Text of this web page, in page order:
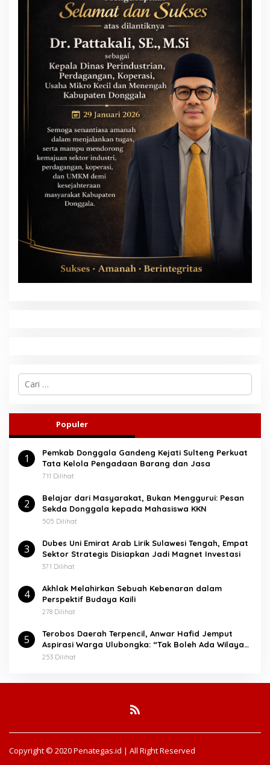
C
i
n
u
k
Populer
1
Pemkab Donggala Gandeng Kejati Sulteng Perkuat
Tata Kelola Pengadaan Barang dan Jasa
711 Dilihat
2
Belajar dari Masyarakat, Bukan Menggurui: Pesan
Sekda Donggala kepada Mahasiswa KKN
505 Dilihat
3
Dubes Uni Emirat Arab Lirik Sulawesi Tengah, Empat
Sektor Strategis Disiapkan Jadi Magnet Investasi
371 Dilihat
4
Akhlak Melahirkan Sebuah Kebenaran dalam
Perspektif Budaya Kaili
278 Dilihat
5
Terobos Daerah Terpencil, Anwar Hafid Jemput
Aspirasi Warga Ulubongka: “Tak Boleh Ada Wilayah
yang Tertinggal”
253 Dilihat
Copyright © 2020 Penategas.id | All Right Reserved